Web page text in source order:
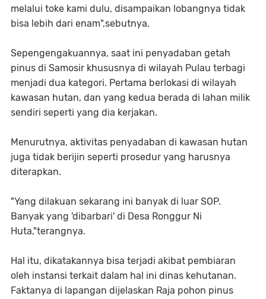
melalui toke kami dulu, disampaikan lobangnya tidak
bisa lebih dari enam",sebutnya.
Sepengengakuannya, saat ini penyadaban getah
pinus di Samosir khususnya di wilayah Pulau terbagi
menjadi dua kategori. Pertama berlokasi di wilayah
kawasan hutan, dan yang kedua berada di lahan milik
sendiri seperti yang dia kerjakan.
Menurutnya, aktivitas penyadaban di kawasan hutan
juga tidak berijin seperti prosedur yang harusnya
diterapkan.
"Yang dilakuan sekarang ini banyak di luar SOP.
Banyak yang 'dibarbari' di Desa Ronggur Ni
Huta,"terangnya.
Hal itu, dikatakannya bisa terjadi akibat pembiaran
oleh instansi terkait dalam hal ini dinas kehutanan.
Faktanya di lapangan dijelaskan Raja pohon pinus